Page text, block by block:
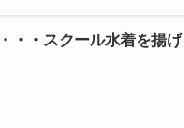
・・スクール水着を揚